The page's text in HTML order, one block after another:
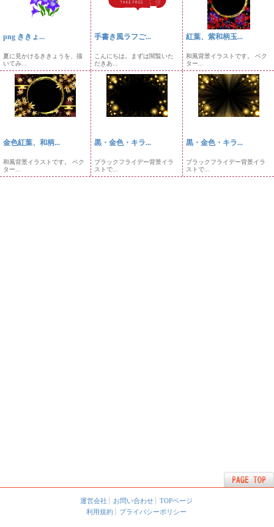
png ききょ...
夏に見かけるききょうを、描
いてみ...
手書き風ラフご...
こんにちは。まずは閲覧いた
だきあ...
紅葉、紫和柄玉...
和風背景イラストです。 ベク
ター...
金色紅葉、和柄...
和風背景イラストです。 ベク
ター...
黒・金色・キラ...
ブラックフライデー背景イラ
ストで...
黒・金色・キラ...
ブラックフライデー背景イラ
ストで...
運営会社 お問い合わせ
TOPページ
利用規約
プライバシーポリシー